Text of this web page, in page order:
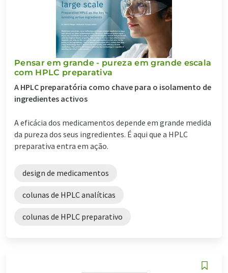
Pensar em grande - pureza em grande escala
com HPLC preparativa
A HPLC preparatória como chave para o isolamento de
ingredientes activos
A eficácia dos medicamentos depende em grande medida
da pureza dos seus ingredientes. É aqui que a HPLC
preparativa entra em ação.
design de medicamentos
colunas de HPLC analíticas
colunas de HPLC preparativo